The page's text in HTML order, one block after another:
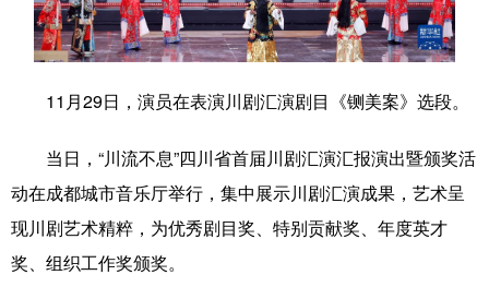
学术中国 乡村振兴 银龄 溯源中国
文化产业
11月29日，演员在表演川剧汇演剧目《铡美案》选段。
当日，“川流不息”四川省首届川剧汇演汇报演出暨颁奖活
动在成都城市音乐厅举行，集中展示川剧汇演成果，艺术呈
现川剧艺术精粹，为优秀剧目奖、特别贡献奖、年度英才
奖、组织工作奖颁奖。